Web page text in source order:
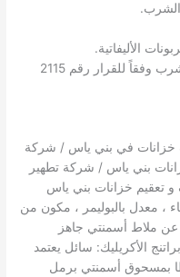
الشرب.
الأليفاتية.
تمت الموافقة على ملامسته لمياه الشرب وفقاً للقرار رقم 2115
خزانات في بني ياس / شركة
بني ياس / شركة تطهير
تعقيم خزانات بني ياس
، معدل بالبوليمر ، مكون من
ملاط ​​أسمنتي جاهز
الأكريليك: سائل يعتمد
بمسحوق أسمنتي برمل